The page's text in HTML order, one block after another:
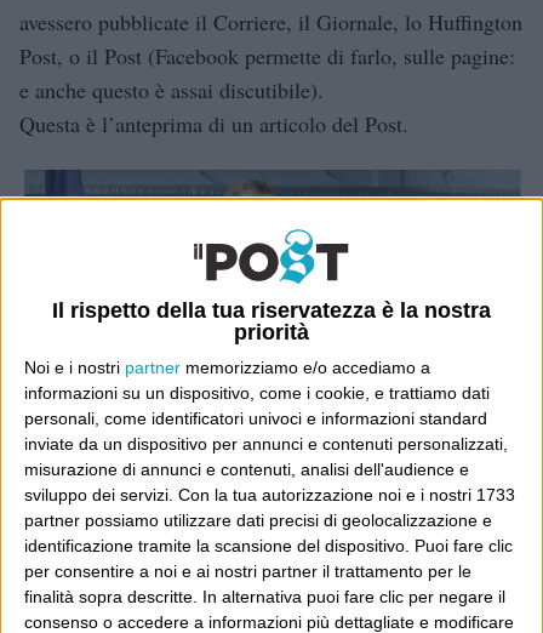
Il rispetto della tua riservatezza è la nostra
priorità
Noi e i nostri partner memorizziamo e/o accediamo a
informazioni su un dispositivo, come i cookie, e trattiamo dati
personali, come identificatori univoci e informazioni standard
inviate da un dispositivo per annunci e contenuti personalizzati,
misurazione di annunci e contenuti, analisi dell'audience e
sviluppo dei servizi. Con la tua autorizzazione noi e i nostri 1733
partner possiamo utilizzare dati precisi di geolocalizzazione e
identificazione tramite la scansione del dispositivo. Puoi fare clic
per consentire a noi e ai nostri partner il trattamento per le
finalità sopra descritte. In alternativa puoi fare clic per negare il
consenso o accedere a informazioni più dettagliate e modificare
avessero pubblicate il Corriere, il Giornale, lo Huffington
Post, o il Post (Facebook permette di farlo, sulle pagine:
e anche questo è assai discutibile).
Questa è l’anteprima di un articolo del Post.
Questa invece è l’anteprima dello stesso articolo
falsificata dalla pagina di propaganda M5S